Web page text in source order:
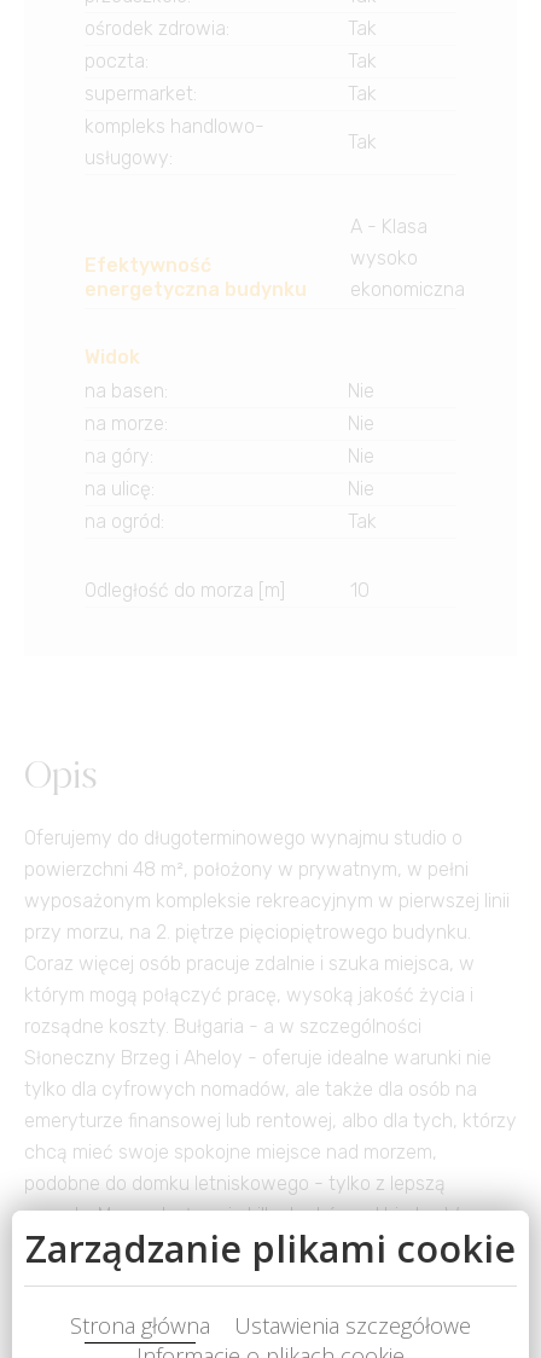
ośrodek zdrowia:
Tak
poczta:
Tak
supermarket:
Tak
kompleks handlowo-
usługowy:
Tak
Efektywność
energetyczna budynku
A - Klasa
wysoko
ekonomiczna
Widok
na basen:
Nie
na morze:
Nie
na góry:
Nie
na ulicę:
Nie
na ogród: Tak
Odległość do morza [m] 10
Opis
Oferujemy do długoterminowego wynajmu studio o
powierzchni 48 m², położony w prywatnym, w pełni
wyposażonym kompleksie rekreacyjnym w pierwszej linii
przy morzu, na 2. piętrze pięciopiętrowego budynku.
Coraz więcej osób pracuje zdalnie i szuka miejsca, w
którym mogą połączyć pracę, wysoką jakość życia i
rozsądne koszty. Bułgaria - a w szczególności
Słoneczny Brzeg i Aheloy - oferuje idealne warunki nie
tylko dla cyfrowych nomadów, ale także dla osób na
emeryturze finansowej lub rentowej, albo dla tych, którzy
chcą mieć swoje spokojne miejsce nad morzem,
podobne do domku letniskowego - tylko z lepszą
pogodą. Morze dosłownie kilka kroków od biurka. W
okolicy Aheloy apartamenty znajdują się bezpośrednio
przy plaży, w nowoczesnym kompleksie oddalonym
położony jest przy jednej z najpiękniejszych